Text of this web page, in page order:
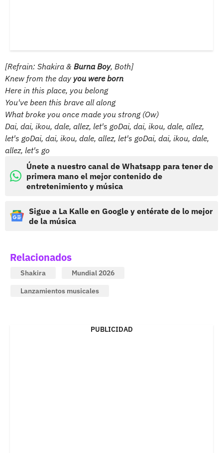
[Refrain: Shakira & Burna Boy, Both]
Knew from the day you were born
Here in this place, you belong
You've been this brave all along
What broke you once made you strong (Ow)
Dai, dai, ikou, dale, allez, let's goDai, dai, ikou, dale, allez,
let's goDai, dai, ikou, dale, allez, let's goDai, dai, ikou, dale,
allez, let's go
Únete a nuestro canal de Whatsapp para tener de
primera mano el mejor contenido de
entretenimiento y música
Sigue a La Kalle en Google y entérate de lo mejor
de la música
Relacionados
Shakira
Mundial 2026
Lanzamientos musicales
PUBLICIDAD